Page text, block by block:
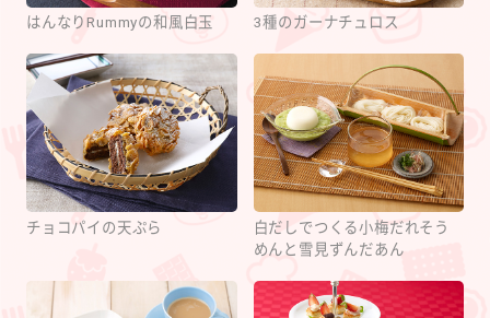
はんなりRummyの和風白玉 3種のガーナチュロス
チョコパイの天ぷら
白だしでつくる小梅だれそう
めんと雪見ずんだあん